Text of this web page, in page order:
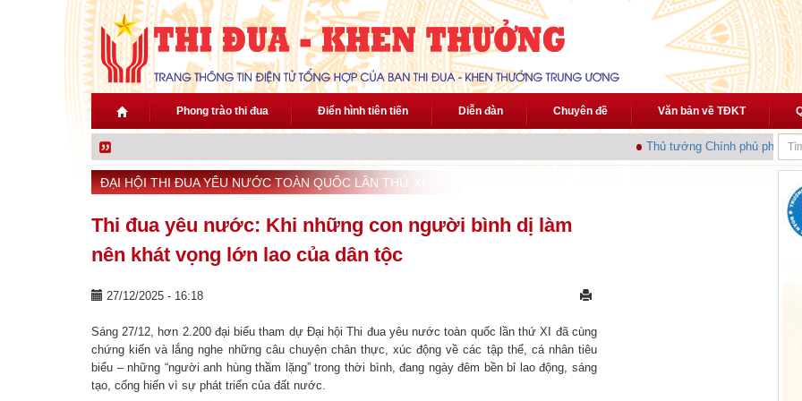
Nhảy đến nội dung
Phong trào thi đua Điển hình tiên tiến Diễn đàn Chuyên đề Văn bản về TĐKT
Thủ tướng Chính phủ phát động
ĐẠI HỘI THI ĐUA YÊU NƯỚC TOÀN QUỐC LẦN THỨ XI
Thi đua yêu nước: Khi những con người bình dị làm
nên khát vọng lớn lao của dân tộc
27/12/2025 - 16:18
Sáng 27/12, hơn 2.200 đại biểu tham dự Đại hội Thi đua yêu nước toàn quốc lần thứ XI đã cùng
chứng kiến và lắng nghe những câu chuyện chân thực, xúc động về các tập thể, cá nhân tiêu
biểu – những “người anh hùng thầm lặng” trong thời bình, đang ngày đêm bền bỉ lao động, sáng
tạo, cống hiến vì sự phát triển của đất nước.